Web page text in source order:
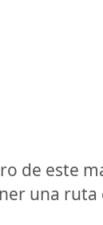
de este
una ruta